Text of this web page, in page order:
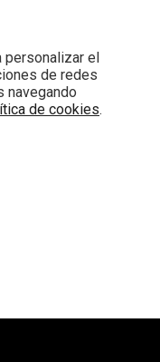
personalizar el
de redes
navegando
de cookies.